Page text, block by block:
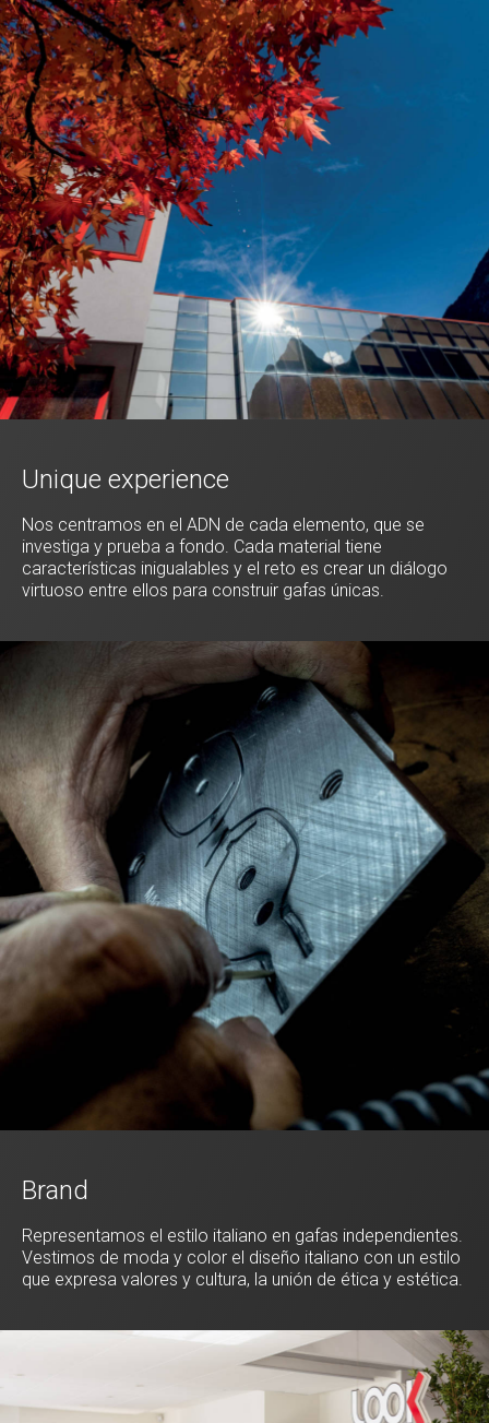
Unique experience
Nos centramos en el ADN de cada elemento, que se
investiga y prueba a fondo. Cada material tiene
características inigualables y el reto es crear un diálogo
virtuoso entre ellos para construir gafas únicas.
Brand
Representamos el estilo italiano en gafas independientes.
Vestimos de moda y color el diseño italiano con un estilo
que expresa valores y cultura, la unión de ética y estética.